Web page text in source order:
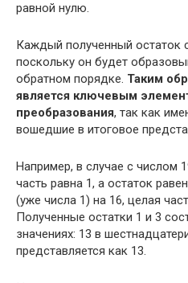
равной нулю.
Каждый полученный остаток
поскольку он будет
обратном порядке. Таким
является ключевым
преобразования, так как
вошедшие в итоговое
Например, в случае с числом
часть равна 1, а остаток
(уже числа 1) на 16, целая
Полученные остатки 1 и 3
значениях: 13 в
представляется как 13.